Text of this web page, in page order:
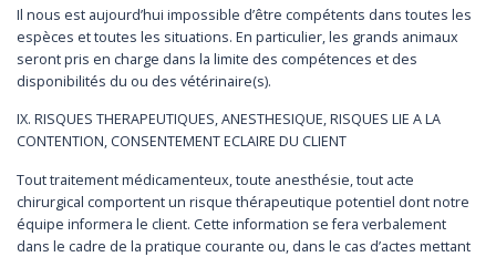
Il nous est aujourd’hui impossible d’être compétents dans toutes les
espèces et toutes les situations. En particulier, les grands animaux
seront pris en charge dans la limite des compétences et des
disponibilités du ou des vétérinaire(s).
IX. RISQUES THERAPEUTIQUES, ANESTHESIQUE, RISQUES LIE A LA
CONTENTION, CONSENTEMENT ECLAIRE DU CLIENT
Tout traitement médicamenteux, toute anesthésie, tout acte
chirurgical comportent un risque thérapeutique potentiel dont notre
équipe informera le client. Cette information se fera verbalement
dans le cadre de la pratique courante ou, dans le cas d’actes mettant